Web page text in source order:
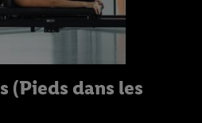
(Pieds dans les